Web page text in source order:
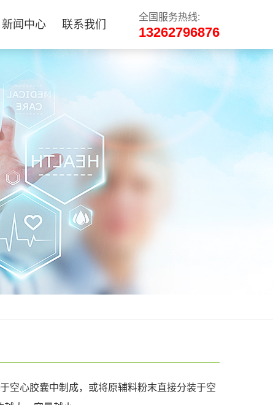
新闻中心 联系我们
全国服务热线:
13262796876
空心胶囊中制成，或将原辅料粉末直接分装于空